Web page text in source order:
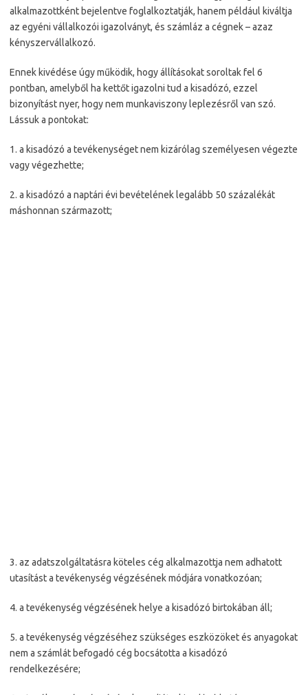
alkalmazottként bejelentve foglalkoztatják, hanem például kiváltja
az egyéni vállalkozói igazolványt, és számláz a cégnek – azaz
kényszervállalkozó.
Ennek kivédése úgy működik, hogy állításokat soroltak fel 6
pontban, amelyből ha kettőt igazolni tud a kisadózó, ezzel
bizonyítást nyer, hogy nem munkaviszony leplezésről van szó.
Lássuk a pontokat:
1. a kisadózó a tevékenységet nem kizárólag személyesen végezte
vagy végezhette;
2. a kisadózó a naptári évi bevételének legalább 50 százalékát
máshonnan származott;
3. az adatszolgáltatásra köteles cég alkalmazottja nem adhatott
utasítást a tevékenység végzésének módjára vonatkozóan;
4. a tevékenység végzésének helye a kisadózó birtokában áll;
5. a tevékenység végzéséhez szükséges eszközöket és anyagokat
nem a számlát befogadó cég bocsátotta a kisadózó
rendelkezésére;